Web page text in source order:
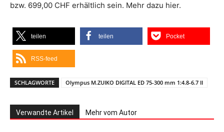
bzw. 699,00 CHF erhältlich sein. Mehr dazu hier.
teilen teilen Pocket
RSS-feed
SCHLAGWORTE Olympus M.ZUIKO DIGITAL ED 75-300 mm 1:4.8-6.7 II
Verwandte Artikel Mehr vom Autor